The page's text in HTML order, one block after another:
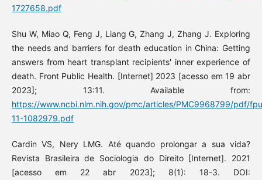
1727658.pdf
Shu W, Miao Q, Feng J, Liang G, Zhang J, Zhang J. Exploring
the needs and barriers for death education in China: Getting
answers from heart transplant recipients' inner experience of
death. Front Public Health. [Internet] 2023 [acesso em 19 abr
2023]; 13:11. Available from:
https://www.ncbi.nlm.nih.gov/pmc/articles/PMC9968799/pdf/
11-1082979.pdf
Cardin VS, Nery LMG. Até quando prolongar a sua vida?
Revista Brasileira de Sociologia do Direito [Internet]. 2021
[acesso em 22 abr 2023]; 8(1): 18-3. DOI: